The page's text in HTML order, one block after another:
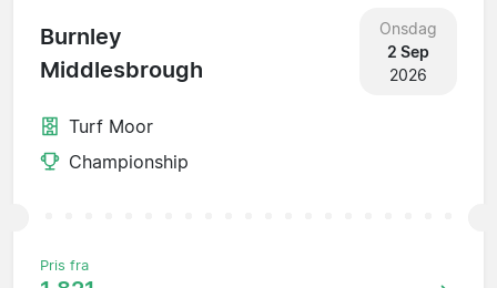
Burnley
Middlesbrough
Onsdag
2 Sep
2026
Turf Moor
Championship
Pris fra